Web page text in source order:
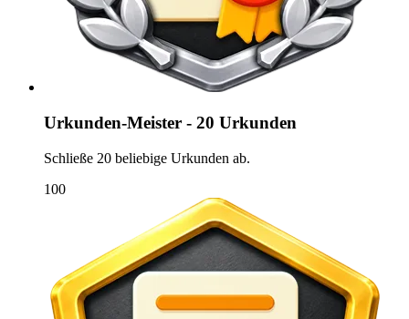
Urkunden-Meister - 20 Urkunden
Schließe 20 beliebige Urkunden ab.
100